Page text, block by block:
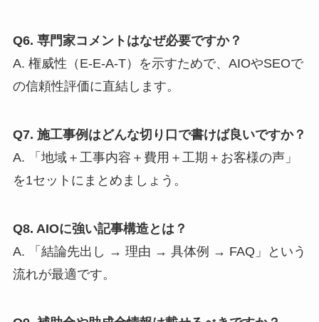
Q6. 専門家コメントはなぜ必要ですか？
A. 権威性（E-E-A-T）を示すためで、AIOやSEOで
の信頼性評価に直結します。
Q7. 施工事例はどんな切り口で書けば良いですか？
A. 「地域＋工事内容＋費用＋工期＋お客様の声」
を1セットにまとめましょう。
Q8. AIOに強い記事構造とは？
A. 「結論先出し → 理由 → 具体例 → FAQ」という
流れが最適です。